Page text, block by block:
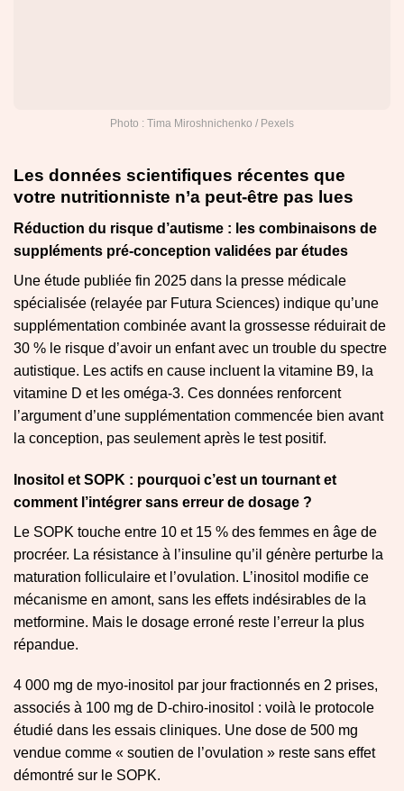
Photo : Tima Miroshnichenko / Pexels
Les données scientifiques récentes que
votre nutritionniste n’a peut-être pas lues
Réduction du risque d’autisme : les combinaisons de
suppléments pré-conception validées par études
Une étude publiée fin 2025 dans la presse médicale
spécialisée (relayée par Futura Sciences) indique qu’une
supplémentation combinée avant la grossesse réduirait de
30 % le risque d’avoir un enfant avec un trouble du spectre
autistique. Les actifs en cause incluent la vitamine B9, la
vitamine D et les oméga-3. Ces données renforcent
l’argument d’une supplémentation commencée bien avant
la conception, pas seulement après le test positif.
Inositol et SOPK : pourquoi c’est un tournant et
comment l’intégrer sans erreur de dosage ?
Le SOPK touche entre 10 et 15 % des femmes en âge de
procréer. La résistance à l’insuline qu’il génère perturbe la
maturation folliculaire et l’ovulation. L’inositol modifie ce
mécanisme en amont, sans les effets indésirables de la
metformine. Mais le dosage erroné reste l’erreur la plus
répandue.
4 000 mg de myo-inositol par jour fractionnés en 2 prises,
associés à 100 mg de D-chiro-inositol : voilà le protocole
étudié dans les essais cliniques. Une dose de 500 mg
vendue comme « soutien de l’ovulation » reste sans effet
démontré sur le SOPK.